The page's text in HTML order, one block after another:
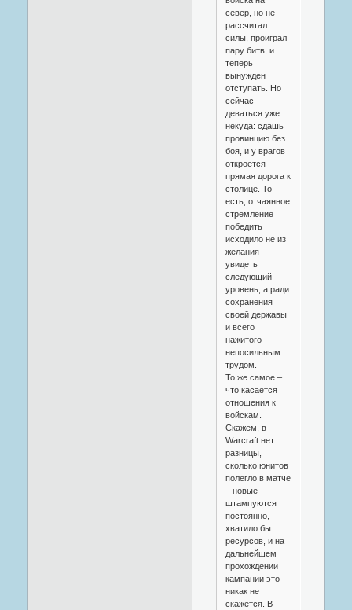
север, но не
рассчитал
силы, проиграл
пару битв, и
теперь
вынужден
отступать. Но
сейчас
деваться уже
некуда: сдашь
провинцию без
боя, и у врагов
откроется
прямая дорога к
столице. То
есть, отчаянное
стремление
победить
исходило не из
желания
увидеть
следующий
уровень, а ради
сохранения
своей державы
и всего
нажитого
непосильным
трудом.
То же самое –
что касается
отношения к
войскам.
Скажем, в
Warcraft нет
разницы,
сколько юнитов
полегло в матче
– новые
штампуются
постоянно,
хватило бы
ресурсов, и на
дальнейшем
прохождении
кампании это
никак не
скажется. В